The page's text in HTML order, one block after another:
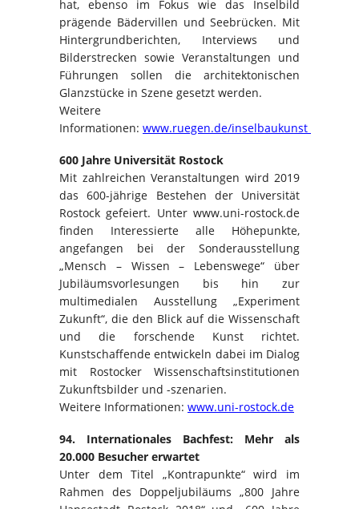
hat, ebenso im Fokus wie das Inselbild
prägende Bädervillen und Seebrücken. Mit
Hintergrundberichten, Interviews und
Bilderstrecken sowie Veranstaltungen und
Führungen sollen die architektonischen
Glanzstücke in Szene gesetzt werden.
Weitere
Informationen: www.ruegen.de/inselbaukunst
600 Jahre Universität Rostock
Mit zahlreichen Veranstaltungen wird 2019
das 600-jährige Bestehen der Universität
Rostock gefeiert. Unter www.uni-rostock.de
finden Interessierte alle Höhepunkte,
angefangen bei der Sonderausstellung
„Mensch – Wissen – Lebenswege“ über
Jubiläumsvorlesungen bis hin zur
multimedialen Ausstellung „Experiment
Zukunft“, die den Blick auf die Wissenschaft
und die forschende Kunst richtet.
Kunstschaffende entwickeln dabei im Dialog
mit Rostocker Wissenschaftsinstitutionen
Zukunftsbilder und -szenarien.
Weitere Informationen: www.uni-rostock.de
94. Internationales Bachfest: Mehr als
20.000 Besucher erwartet
Unter dem Titel „Kontrapunkte“ wird im
Rahmen des Doppeljubiläums „800 Jahre